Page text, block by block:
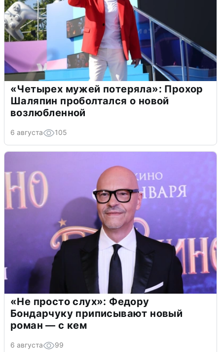
«Четырех мужей потеряла»: Прохор
Шаляпин проболтался о новой
возлюбленной
6 августа 105
«Не просто слух»: Федору
Бондарчуку приписывают новый
роман — с кем
6 августа 99